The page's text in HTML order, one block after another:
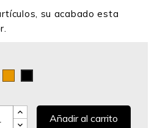
su acabado esta
Añadir al carrito